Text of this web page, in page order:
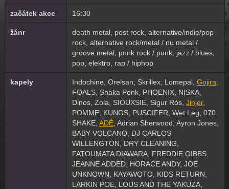
začátek akce 16:30
žánr
death metal, post rock, alternative/indie/pop
rock, alternative rock/metal / nu metal /
groove metal, punk rock / punk, jazz / blues,
pop, elektro, rap / hiphop
kapely Indochine, Orelsan, Skrillex, Lomepal, Gojira
FOALS, Shaka Ponk, PHOENIX, NISKA,
Dinos, Zola, SIOUXSIE, Sigur Rós, Jinjer,
POMME, KUNGS, PUSCIFER, Wet Leg, 070
SHAKE, ADÉ, Adrian Sherwood, Ayron Jones,
BABY VOLCANO, DJ CARLOS
WILLENGTON, DRY CLEANING,
FATOUMATA DIAWARA, FREDDIE GIBBS,
JEANNE ADDED, HORACE ANDY, JOE
UNKNOWN, KAYAWOTO, KIDS RETURN,
LARKIN POE, LOUS AND THE YAKUZA,